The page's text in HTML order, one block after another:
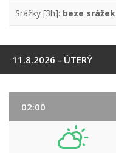
Srážky [3h]: beze srážek
11.8.2026 - ÚTERÝ
02:00